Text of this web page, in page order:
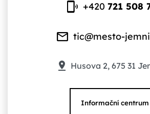
+420721 508
tic@mesto-
Husova 2, 675 31
Informační centrum